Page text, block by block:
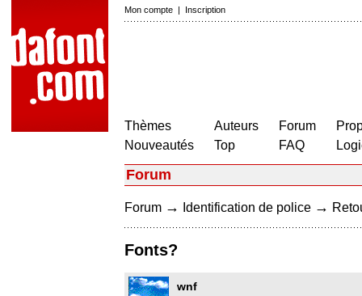
Mon compte | Inscription
Thèmes
Nouveautés
Auteurs
Top
Forum
FAQ
Forum
Forum → Identification de police →
Fonts?
wnf